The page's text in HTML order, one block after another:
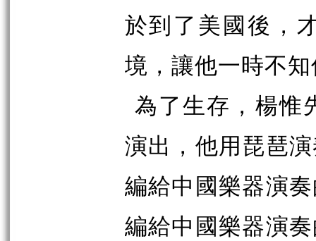
於到了美國後，
境，讓他一時不
為了生存，楊惟
演出，他用琵琶
編給中國樂器演
編給中國樂器演